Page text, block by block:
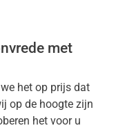
met
het op prijs dat
op de hoogte zijn
het voor u